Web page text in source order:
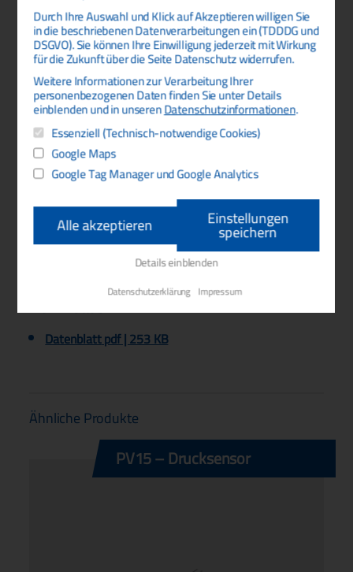
A B
C
mm
mm
M10x1a 12mm
45
Downloads
Datenblattpdf | 253 KB
Ähnliche Produkte
PV15 – Drucksensor
Durch Ihre Auswahl und Klick auf Akzeptieren willigen Sie
in die beschriebenen Datenverarbeitungen ein (TDDDG und
DSGVO). Sie können Ihre Einwilligung jederzeit mit Wirkung
für die Zukunft über die Seite Datenschutz widerrufen.
Weitere Informationen zur Verarbeitung Ihrer
personenbezogenen Daten finden Sie unter Details
einblenden und in unserenDatenschutzinformationen.
Essenziell (Technisch-notwendige Cookies)
Google Maps
Google Tag Manager und Google Analytics
Alle akzeptieren Einstellungen
speichern
Details einblenden
Datenschutzerklärung Impressum